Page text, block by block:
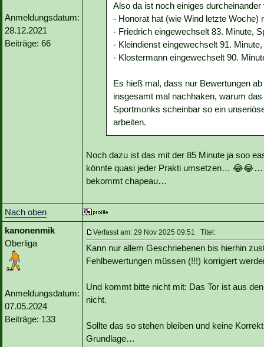
Anmeldungsdatum:
28.12.2021
Beiträge: 66
Also da ist noch einiges durcheinander
- Honorat hat (wie Wind letzte Woche)
- Friedrich eingewechselt 83. Minute,
- Kleindienst eingewechselt 91.
- Klostermann eingewechselt 90.
Es hieß mal, dass nur Bewertungen
insgesamt mal nachhaken, warum
Sportmonks scheinbar so ein
arbeiten.
Noch dazu ist das mit der 85 Minute ja soo
könnte quasi jeder Prakti umsetzen… 😂😂…
bekommt chapeau…
Nach oben
kanonenmik
Oberliga
Anmeldungsdatum:
07.05.2024
Beiträge: 133
Verfasst am: 29 Nov 2025 09:51 Titel:
Kann nur allem Geschriebenen bis hierhin
Fehlbewertungen müssen (!!!) korrigiert
Und kommt bitte nicht mit: Das Tor ist aus
nicht.
Sollte das so stehen bleiben und keine
Grundlage…